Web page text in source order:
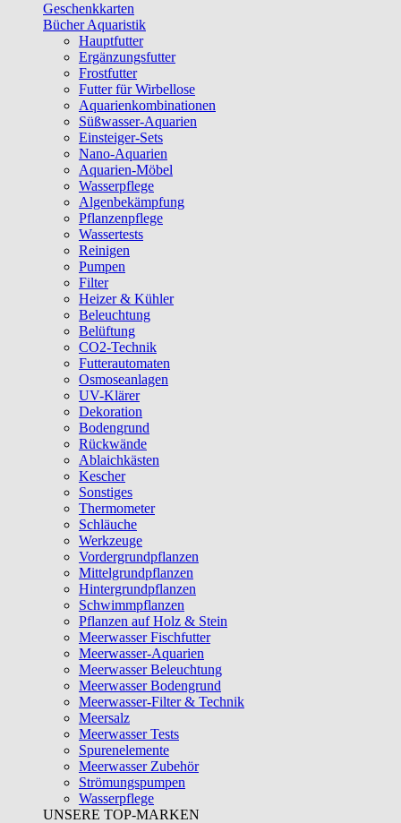
Geschenkkarten
Bücher Aquaristik
Hauptfutter
Ergänzungsfutter
Frostfutter
Futter für Wirbellose
Aquarienkombinationen
Süßwasser-Aquarien
Einsteiger-Sets
Nano-Aquarien
Aquarien-Möbel
Wasserpflege
Algenbekämpfung
Pflanzenpflege
Wassertests
Reinigen
Pumpen
Filter
Heizer & Kühler
Beleuchtung
Belüftung
CO2-Technik
Futterautomaten
Osmoseanlagen
UV-Klärer
Dekoration
Bodengrund
Rückwände
Ablaichkästen
Kescher
Sonstiges
Thermometer
Schläuche
Werkzeuge
Vordergrundpflanzen
Mittelgrundpflanzen
Hintergrundpflanzen
Schwimmpflanzen
Pflanzen auf Holz & Stein
Meerwasser Fischfutter
Meerwasser-Aquarien
Meerwasser Beleuchtung
Meerwasser Bodengrund
Meerwasser-Filter & Technik
Meersalz
Meerwasser Tests
Spurenelemente
Meerwasser Zubehör
Strömungspumpen
Wasserpflege
UNSERE TOP-MARKEN